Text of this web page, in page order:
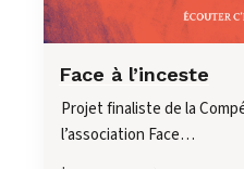
Face à l’inceste
Projet finaliste de la
l’association Face…